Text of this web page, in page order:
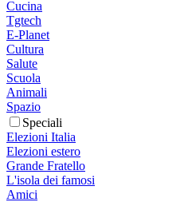
Cucina
Tgtech
E-Planet
Cultura
Salute
Scuola
Animali
Spazio
Speciali
Elezioni Italia
Elezioni estero
Grande Fratello
L'isola dei famosi
Amici